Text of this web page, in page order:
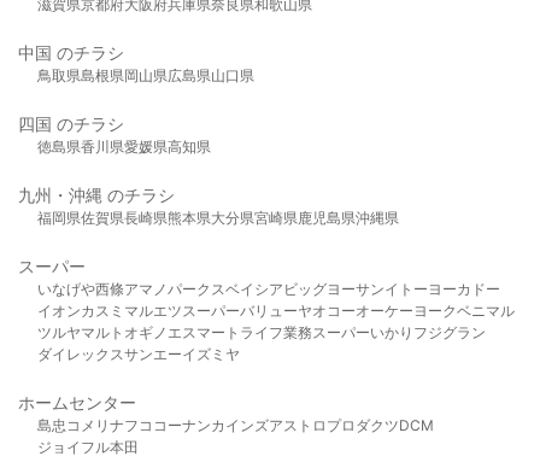
滋賀県京都府大阪府兵庫県奈良県和歌山県
中国 のチラシ
鳥取県島根県岡山県広島県山口県
四国 のチラシ
徳島県香川県愛媛県高知県
九州・沖縄 のチラシ
福岡県佐賀県長崎県熊本県大分県宮崎県鹿児島県沖縄県
スーパー
いなげや西條アマノパークスベイシア ビッグヨーサンイトーヨーカドー
イオンカスミ マルエツスーパーバリューヤオコーオーケー ヨークベニマル
ツルヤマルト オギノ エスマート ライフ業務スーパーいかり フジグラン
ダイレックスサンエーイズミヤ
ホームセンター
島忠 コメリ ナフコ コーナンカインズアストロプロダクツDCM
ジョイフル本田